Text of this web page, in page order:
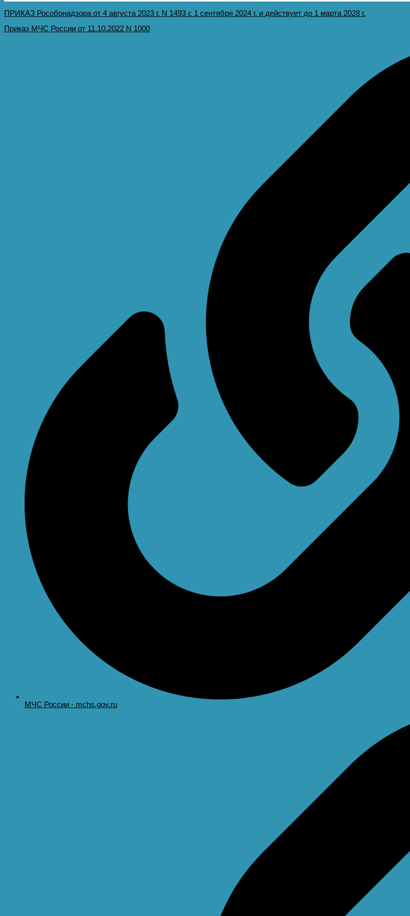
ПРИКАЗ Рособрнадзора от 4 августа 2023 г. N 1493 с 1 сентября 2024 г. и действует до 1 марта 2028 г.
Приказ МЧС России от 11.10.2022 N 1000
МЧС России - mchs.gov.ru